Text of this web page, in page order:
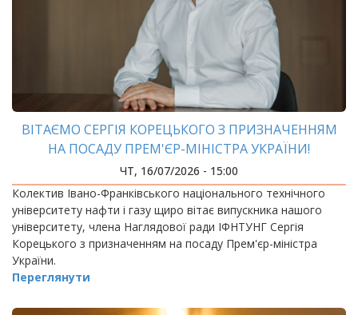
ВІТАЄМО СЕРГІЯ КОРЕЦЬКОГО З ПРИЗНАЧЕННЯМ
НА ПОСАДУ ПРЕМ'ЄР-МІНІСТРА УКРАЇНИ!
ЧТ, 16/07/2026 - 15:00
Колектив Івано-Франківського національного технічного
університету нафти і газу щиро вітає випускника нашого
університету, члена Наглядової ради ІФНТУНГ Сергія
Корецького з призначенням на посаду Прем'єр-міністра
України.
Переглянути